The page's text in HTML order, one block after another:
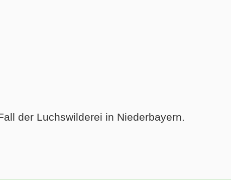
der Luchswilderei in Niederbayern.